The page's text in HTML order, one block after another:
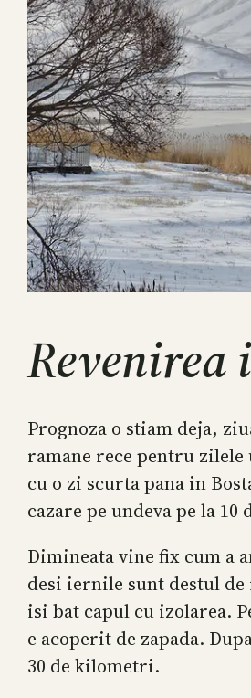
Prognoza o stiam deja,
ramane rece pentru
cu o zi scurta pana in
cazare pe undeva pe la
Dimineata vine fix cum a
desi iernile sunt destul
isi bat capul cu izolarea.
e acoperit de zapada.
30 de kilometri.